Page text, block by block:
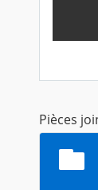
Pièces